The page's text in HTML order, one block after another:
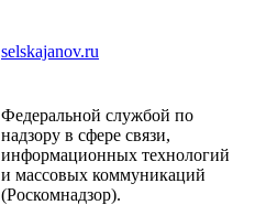
selskajanov.ru
Федеральной службой по
надзору в сфере связи,
информационных технологий
и массовых коммуникаций
(Роскомнадзор).